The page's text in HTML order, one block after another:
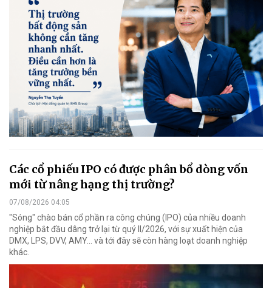
Các cổ phiếu IPO có được phân bổ dòng vốn
mới từ nâng hạng thị trường?
07/08/2026 04:05
"Sóng" chào bán cổ phần ra công chúng (IPO) của nhiều doanh
nghiệp bắt đầu dâng trở lại từ quý II/2026, với sự xuất hiện của
DMX, LPS, DVV, AMY... và tới đây sẽ còn hàng loạt doanh nghiệp
khác.